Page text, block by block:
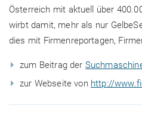
Österreich mit aktuell über
wirbt damit, mehr als nur
dies mit Firmenreportagen,
zum Beitrag der
zur Webseite von http://